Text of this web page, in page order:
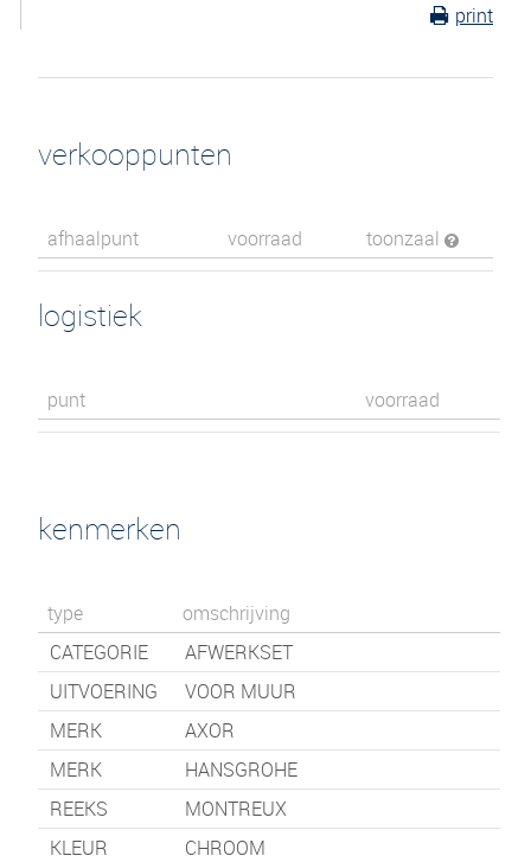
print
verkooppunten
afhaalpunt voorraad toonzaal
logistiek
punt voorraad
kenmerken
type
omschrijving
CATEGORIE
AFWERKSET
UITVOERING
VOOR MUUR
MERK
AXOR
MERK
HANSGROHE
REEKS
MONTREUX
KLEUR
CHROOM